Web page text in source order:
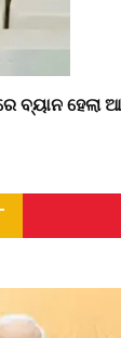
ବ୍ୟାନ ହେଲା